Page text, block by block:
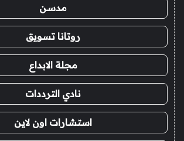
مدسن
روتانا تسويق
مجلة الابداع
نادي الترددات
استشارات اون لاين